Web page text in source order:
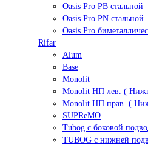
Oasis Pro PB стальной
Oasis Pro PN стальной
Oasis Pro
Rifar
Alum
Base
Monolit
Monolit НП лев. (
Monolit НП прав. (
SUPReMO
Tubog с боковой
TUBOG с нижней